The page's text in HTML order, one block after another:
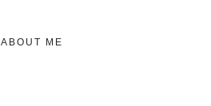
ABOUT ME